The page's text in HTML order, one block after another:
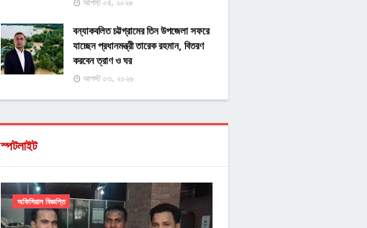
বন্যাকবলিত চট্টগ্রামের তিন উপজেলা সফরে
যাচ্ছেন প্রধানমন্ত্রী তারেক রহমান, বিতরণ
করবেন ত্রাণ ও ঘর
আগস্ট ০৩, ২০২৬
স্পটলাইট
অফিসিয়াল বিজ্ঞপ্তি